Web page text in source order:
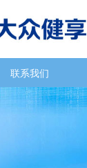
联系我们